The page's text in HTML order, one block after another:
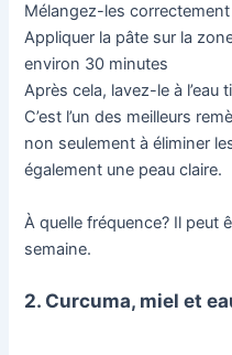
Mélangez-les
Appliquer la pâte sur la
environ 30 minutes
Après cela, lavez-le à l’eau
C’est l’un des meilleurs
non seulement à éliminer
également une peau claire.
À quelle fréquence? Il peut
semaine.
2. Curcuma, miel et